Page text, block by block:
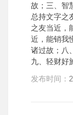
故；三、智
总持文字之
之友当近，
近，能销我
诸过故；八
九、轻财好
发布时间：